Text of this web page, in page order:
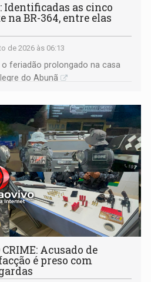
Identificadas as cinco
BR-364, entre elas
de 2026 às 06:13
feriadão prolongado na casa
do Abunã
Acusado de
é preso com